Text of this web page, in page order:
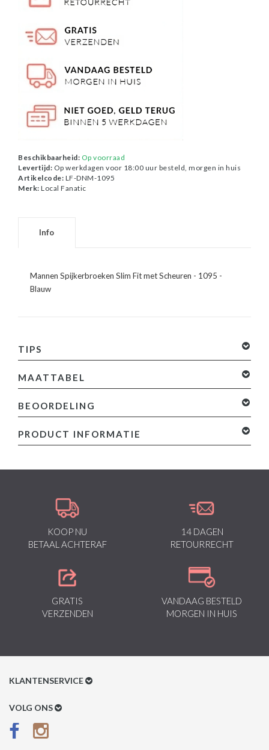
Beschikbaarheid: Op voorraad
Levertijd: Op werkdagen voor 18:00 uur besteld, morgen in huis
Artikelcode: LF-DNM-1095
Merk: Local Fanatic
Info
Mannen Spijkerbroeken Slim Fit met Scheuren - 1095 -
Blauw
TIPS
MAATTABEL
BEOORDELING
toevoegen
PRODUCT INFORMATIE
- Artikelcode: LF-DNM-1095
- Lengte: Standaard 34
- Pasvorm: Slim Fit / Stretch
- Sluiting: Knopen
- Materiaal: 98% Coton, 2% Spandex
- Weefsel: Denimweefsel
- Zakken: 2 Voorzakken, 2 Achterzakken
KOOP NU
BETAAL ACHTERAF
14 DAGEN
RETOURRECHT
GRATIS
VERZENDEN
VANDAAG BESTELD
MORGEN IN HUIS
KLANTENSERVICE
Klantenservice
Betaalmethoden
VOLG ONS